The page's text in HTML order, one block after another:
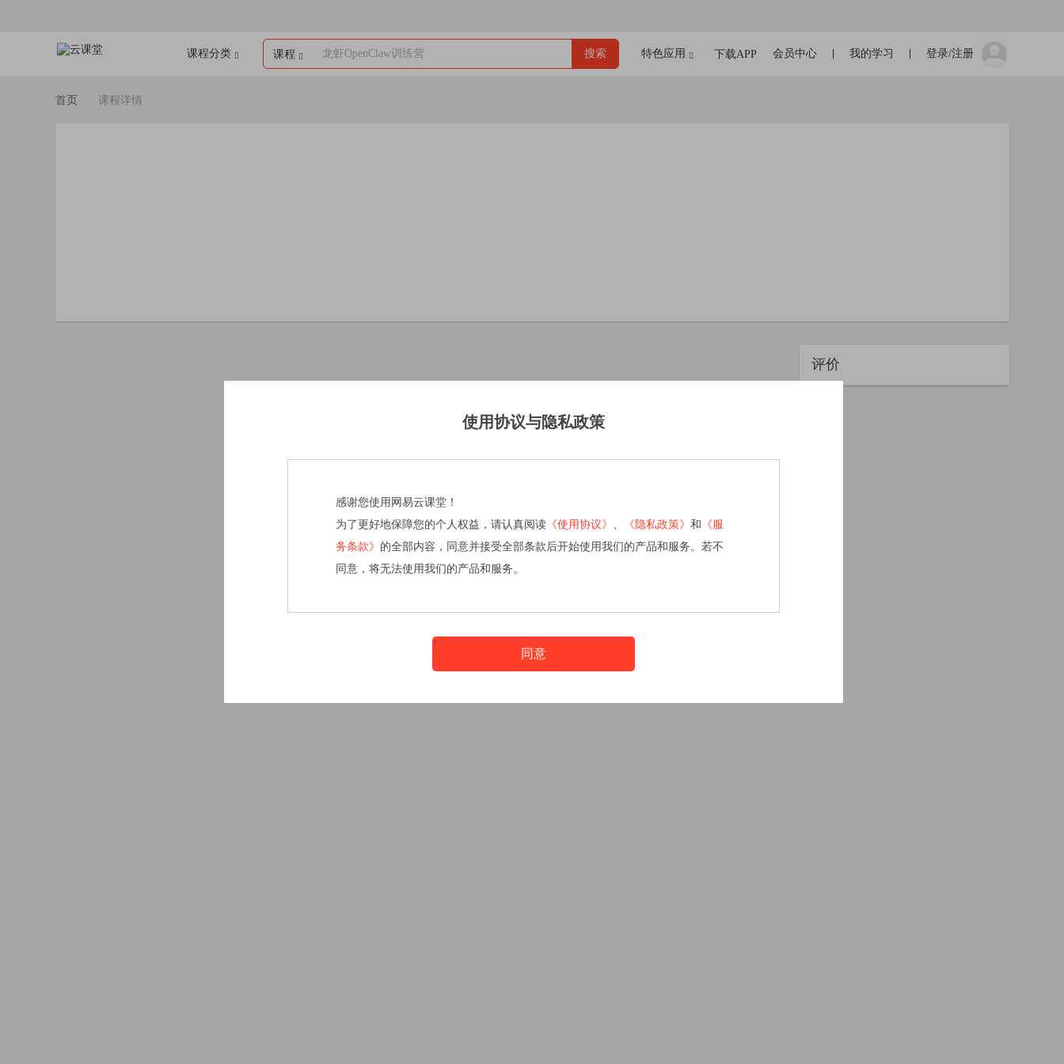
课程分类 课程 龙虾OpenClaw训练营 搜索 特色应用 下载APP 登录/注册
我的学习
会员中心
首页 课程详情
评价
使用协议与隐私政策
感谢您使用网易云课堂！
为了更好地保障您的个人权益，请认真阅读 《使用协议》 《隐私政策》 和 《服
务条款》 的全部内容，同意并接受全部条款后开始使用我们的产品和服务。若不
同意，将无法使用我们的产品和服务。
同意